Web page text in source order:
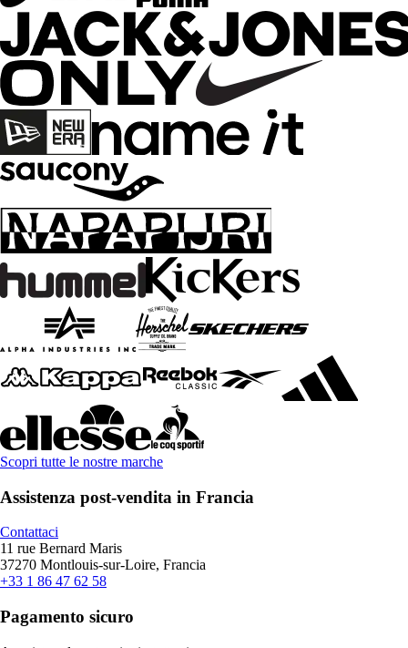
Scopri tutte le nostre marche
Assistenza post-vendita in Francia
Contattaci
11 rue Bernard Maris
37270 Montlouis-sur-Loire, Francia
+33 1 86 47 62 58
Pagamento sicuro